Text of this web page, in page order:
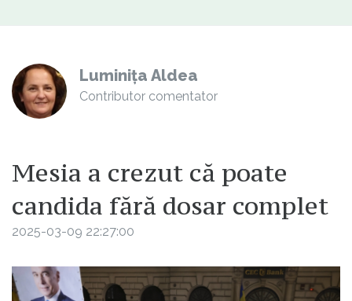
Luminița Aldea
Contributor comentator
Mesia a crezut că poate
candida fără dosar complet
2025-03-09 22:27:00